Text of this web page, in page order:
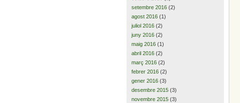
setembre 2016 (2)
agost 2016 (1)
juliol 2016 (2)
juny 2016 (2)
maig 2016 (1)
abril 2016 (2)
març 2016 (2)
febrer 2016 (2)
gener 2016 (3)
desembre 2015 (3)
novembre 2015 (3)